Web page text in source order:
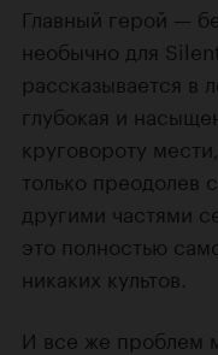
Главный герой —
необычно для
рассказывается в
глубокая и
круговороту
только преодолев
другими частями
это полностью
никаких культов.
И все же проблем